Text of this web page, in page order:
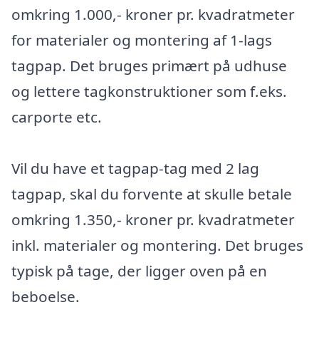
omkring 1.000,- kroner pr. kvadratmeter
for materialer og montering af 1-lags
tagpap. Det bruges primært på udhuse
og lettere tagkonstruktioner som f.eks.
carporte etc.
Vil du have et tagpap-tag med 2 lag
tagpap, skal du forvente at skulle betale
omkring 1.350,- kroner pr. kvadratmeter
inkl. materialer og montering. Det bruges
typisk på tage, der ligger oven på en
beboelse.